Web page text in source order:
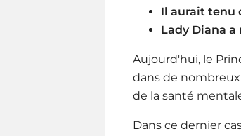
Il aurait tenu
Lady Diana
Aujourd'hui, le
dans de
de la santé
Dans ce dernier